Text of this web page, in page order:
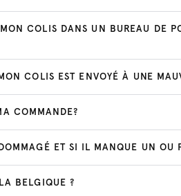
COLIS DANS UN BUREAU DE
COLIS EST ENVOYÉ À UNE
COMMANDE?
ET SI IL MANQUE UN OU
BELGIQUE ?